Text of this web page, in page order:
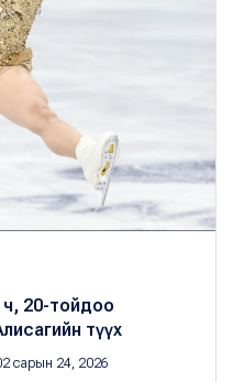
20-тойдоо
түүх
сарын 24, 2026